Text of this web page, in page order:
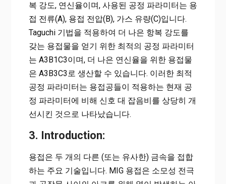
복 강도, 연신율이며, 사용된 공정 파라미터는 용
접 전류(A), 용접 전압(B), 가스 유량(C)입니다.
Taguchi 기법을 적용하여 더 나은 항복 강도를
갖는 용접물을 얻기 위한 최적의 공정 파라미터
는 A3B1C3이며, 더 나은 연신율을 위한 용접물
은 A3B3C3로 생산할 수 있습니다. 이러한 최적
공정 파라미터는 용접공들이 적용하는 현재 공
정 파라미터에 비해 신호 대 잡음비를 상당히 개
선시킨 것으로 나타났습니다.
3. Introduction:
용접은 두 개의 다른 (또는 유사한) 금속을 접합
하는 주요 기술입니다. MIG 용접은 소모성 전극